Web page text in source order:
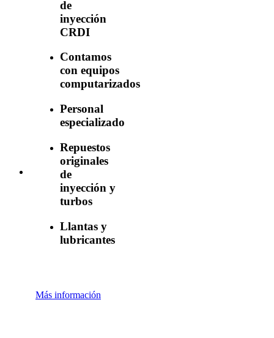
de
inyección
CRDI
Contamos
con equipos
computarizados
Personal
especializado
Repuestos
originales
de
inyección y
turbos
Llantas y
lubricantes
Más información